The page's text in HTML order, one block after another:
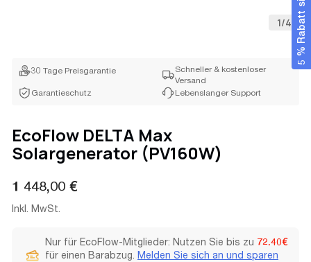
1/4
30 Tage Preisgarantie
Schneller & kostenloser
Versand
Garantieschutz
Lebenslanger Support
EcoFlow DELTA Max
Solargenerator (PV160W)
Regulärer
Preis
1 448,00 €
Inkl. MwSt.
Nur für EcoFlow-Mitglieder: Nutzen Sie bis zu 72.40€
für einen Barabzug. Melden Sie sich an und sparen